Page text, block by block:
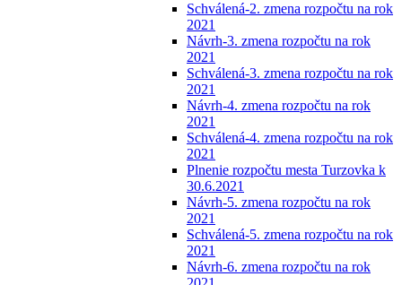
Schválená-2. zmena rozpočtu na rok
2021
Návrh-3. zmena rozpočtu na rok
2021
Schválená-3. zmena rozpočtu na rok
2021
Návrh-4. zmena rozpočtu na rok
2021
Schválená-4. zmena rozpočtu na rok
2021
Plnenie rozpočtu mesta Turzovka k
30.6.2021
Návrh-5. zmena rozpočtu na rok
2021
Schválená-5. zmena rozpočtu na rok
2021
Návrh-6. zmena rozpočtu na rok